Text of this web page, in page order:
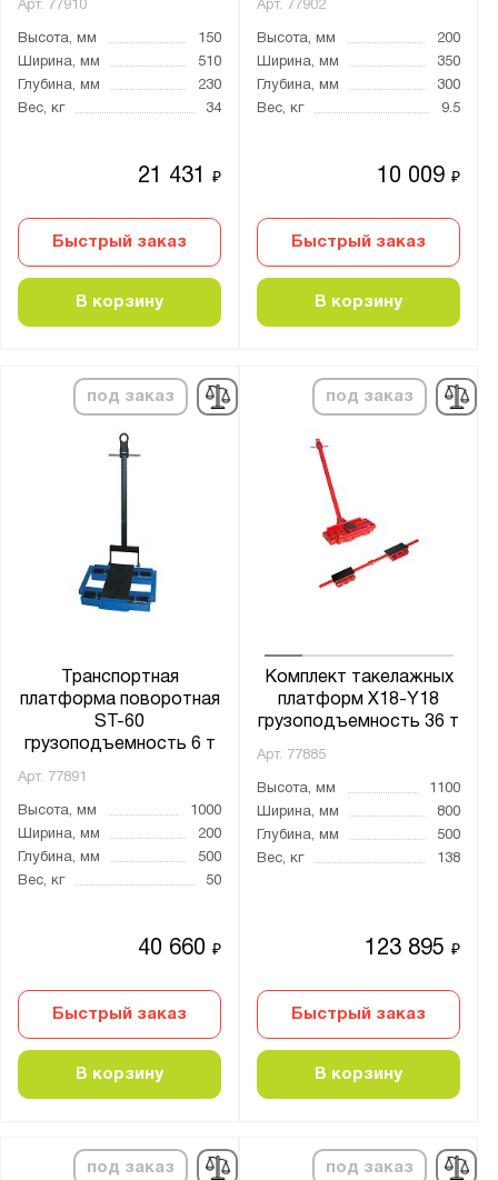
Арт. 77910
Высота, мм
150
Ширина, мм
510
Глубина, мм
230
Вес, кг
34
21 431₽
Быстрый заказ
В корзину
Арт. 77902
Высота, мм
200
Ширина, мм
350
Глубина, мм
300
Вес, кг
9.5
10 009₽
Быстрый заказ
В корзину
под заказ
Транспортная
платформа поворотная
ST-60
грузоподъемность 6 т
Арт. 77891
Высота, мм
1000
Ширина, мм
200
Глубина, мм
500
Вес, кг
50
40 660₽
Быстрый заказ
В корзину
под заказ
Комплект такелажных
платформ X18-Y18
грузоподъемность 36 т
Арт. 77885
Высота, мм
1100
Ширина, мм
800
Глубина, мм
500
Вес, кг
138
123 895₽
Быстрый заказ
В корзину
под заказ под заказ